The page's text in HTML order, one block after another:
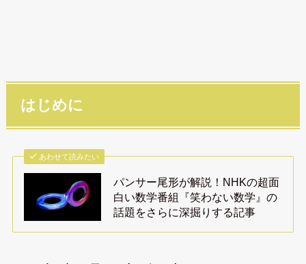
はじめに
あわせて読みたい
パンサー尾形が解説！NHKの超面
白い数学番組『笑わない数学』の
話題をさらに深掘りする記事